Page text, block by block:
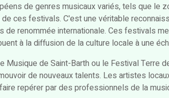
de genres musicaux variés, tels que le
ces festivals. C'est une véritable
renommée internationale. Ces festivals
à la diffusion de la culture locale à une
de Saint-Barth ou le Festival Terre
de nouveaux talents. Les artistes
repérer par des professionnels de la